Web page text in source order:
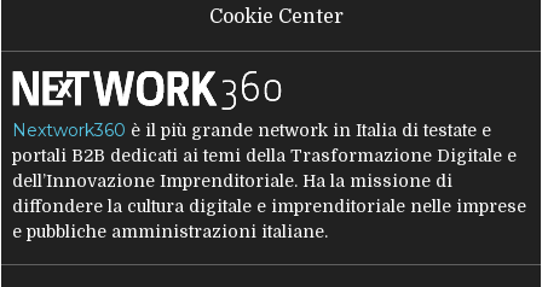
Cookie Center
Nextwork360 è il più grande network in Italia di testate e
portali B2B dedicati ai temi della Trasformazione Digitale e
dell’Innovazione Imprenditoriale. Ha la missione di
diffondere la cultura digitale e imprenditoriale nelle imprese
e pubbliche amministrazioni italiane.